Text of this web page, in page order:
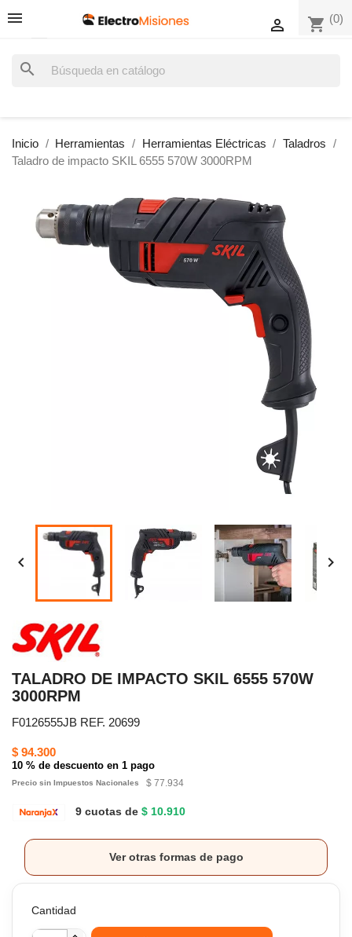
shopping_cart (0)

search
Inicio Herramientas Herramientas Eléctricas
Taladros
Taladro de impacto SKIL 6555 570W 3000RPM
 
TALADRO DE IMPACTO SKIL 6555 570W
3000RPM
F0126555JB REF. 20699
$ 94.300
10 % de descuento en 1 pago
Precio sin Impuestos Nacionales $ 77.934
9 cuotas de $ 10.910
Ver otras formas de pago
Cantidad